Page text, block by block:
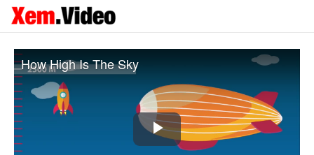
Play
How High Is The Sky